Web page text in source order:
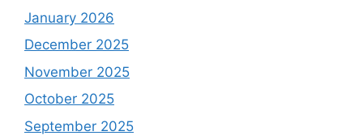
January 2026
December 2025
November 2025
October 2025
September 2025